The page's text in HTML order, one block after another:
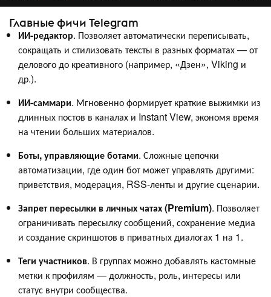
Главные фичи Telegram
ИИ-редактор. Позволяет автоматически переписывать,
сокращать и стилизовать тексты в разных форматах — от
делового до креативного (например, «Дзен», Viking и
др.).
ИИ-саммари. Мгновенно формирует краткие выжимки из
длинных постов в каналах и Instant View, экономя время
на чтении больших материалов.
Боты, управляющие ботами. Сложные цепочки
автоматизации, где один бот может управлять другими:
приветствия, модерация, RSS-ленты и другие сценарии.
Запрет пересылки в личных чатах (Premium). Позволяет
ограничивать пересылку сообщений, сохранение медиа
и создание скриншотов в приватных диалогах 1 на 1.
Теги участников. В группах можно добавлять кастомные
метки к профилям — должность, роль, интересы или
статус внутри сообщества.